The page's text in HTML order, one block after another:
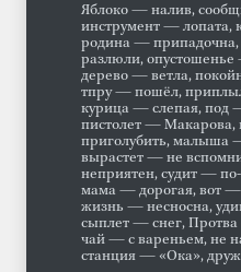
Яблоко — налив,
инструмент — лопата,
родина —
разлюли,
дерево — ветла,
тпру — пошёл,
курица — слепая, под
пистолет — Макарова,
приголубить, малыша
вырастет — не
неприятен, судит — по-
мама — дорогая, вот —
жизнь — несносна,
сыплет — снег,
чай — с вареньем, не
станция — «Ока»,